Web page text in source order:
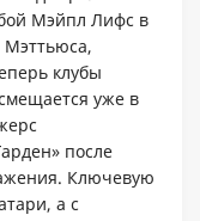
Мэйпл Лифс в
Мэттьюса,
клубы
уже в
после
Ключевую
а с